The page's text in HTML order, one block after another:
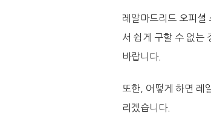
레알마드리드 오피셜
서 쉽게 구할 수 없는
바랍니다.
또한, 어떻게 하면 레
리겠습니다.